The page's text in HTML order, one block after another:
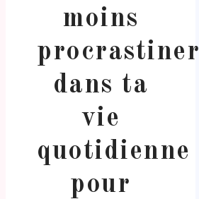
moins
procrastiner
dans ta
vie
quotidienne
pour